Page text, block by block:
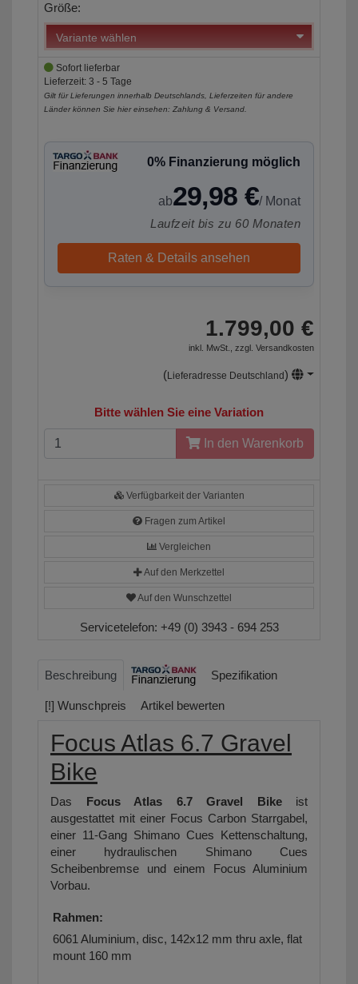
Größe:
Sofort lieferbar
Lieferzeit: 3 - 5 Tage
Gilt für Lieferungen innerhalb Deutschlands, Lieferzeiten für andere
Länder können Sie hier einsehen: Zahlung & Versand
0% Finanzierung möglich
ab29,98 €/ Monat
Laufzeit bis zu 60 Monaten
Raten & Details ansehen
1.799,00 €
inkl. MwSt., zzgl. Versandkosten
(Lieferadresse Deutschland)
Bitte wählen Sie eine Variation
In den Warenkorb
Verfügbarkeit der Varianten
Fragen zum Artikel
Vergleichen
Auf den Merkzettel
Auf den Wunschzettel
Servicetelefon: +49 (0) 3943 - 694 253
Beschreibung Spezifikation
[!] Wunschpreis Artikel bewerten
Focus Atlas 6.7 Gravel
Bike
Das Focus Atlas 6.7 Gravel Bikeist
ausgestattet mit einer Focus Carbon Starrgabel,
einer 11-Gang Shimano Cues Kettenschaltung,
einer hydraulischen Shimano Cues
Scheibenbremse und einem Focus Aluminium
Vorbau.
Rahmen:
6061 Aluminium, disc, 142x12 mm thru axle, flat
mount 160 mm